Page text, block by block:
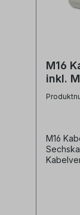
M16
inkl.
M16